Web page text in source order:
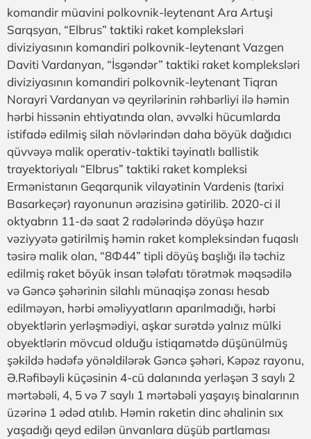
komandir müavini polkovnik-leytenant Ara Artuşi
Sarqsyan, “Elbrus” taktiki raket kompleksləri
diviziyasının komandiri polkovnik-leytenant Vazgen
Daviti Vardanyan, “İsgəndər” taktiki raket kompleksləri
diviziyasının komandiri polkovnik-leytenant Tiqran
Norayri Vardanyan və qeyrilərinin rəhbərliyi ilə həmin
hərbi hissənin ehtiyatında olan, əvvəlki hücumlarda
istifadə edilmiş silah növlərindən daha böyük dağıdıcı
qüvvəyə malik operativ-taktiki təyinatlı ballistik
trayektoriyalı “Elbrus” taktiki raket kompleksi
Ermənistanın Geqarqunik vilayətinin Vardenis (tarixi
Basarkeçər) rayonunun ərazisinə gətirilib. 2020-ci il
oktyabrın 11-də saat 2 radələrində döyüşə hazır
vəziyyətə gətirilmiş həmin raket kompleksindən fuqaslı
təsirə malik olan, “8Ф44” tipli döyüş başlığı ilə təchiz
edilmiş raket böyük insan tələfatı törətmək məqsədilə
və Gəncə şəhərinin silahlı münaqişə zonası hesab
edilməyən, hərbi əməliyyatların aparılmadığı, hərbi
obyektlərin yerləşmədiyi, aşkar surətdə yalnız mülki
obyektlərin mövcud olduğu istiqamətdə düşünülmüş
şəkildə hədəfə yönəldilərək Gəncə şəhəri, Kəpəz rayonu,
Ə.Rəfibəyli küçəsinin 4-cü dalanında yerləşən 3 saylı 2
mərtəbəli, 4, 5 və 7 saylı 1 mərtəbəli yaşayış binalarının
üzərinə 1 ədəd atılıb. Həmin raketin dinc əhalinin sıx
yaşadığı qeyd edilən ünvanlara düşüb partlaması